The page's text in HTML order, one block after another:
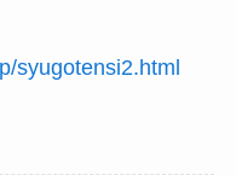
syugotensi2.html